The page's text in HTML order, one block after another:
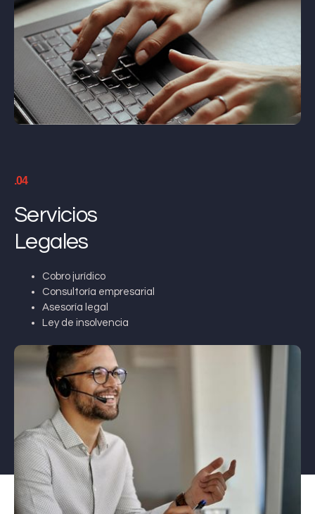
.04
Servicios
Legales
Cobro jurídico
Consultoría empresarial
Asesoría legal
Ley de insolvencia